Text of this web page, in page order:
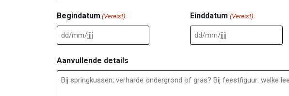
Begindatum (Vereist)
DD
slash
MM
slash
Einddatum (Vereist)
DD
MM
slash
Aanvullende details